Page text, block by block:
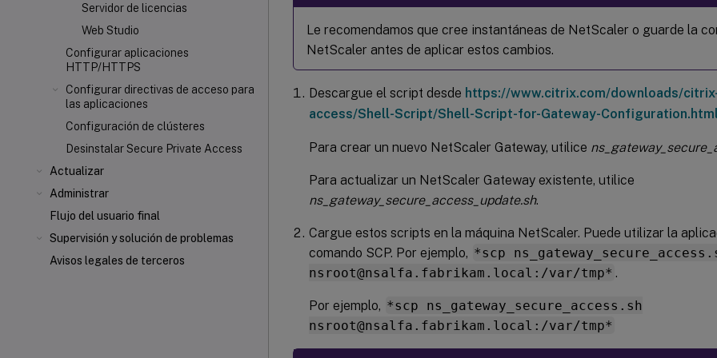
Servidor de licencias
Web Studio
Configurar aplicaciones
HTTP/HTTPS
Configurar directivas de acceso para
las aplicaciones
Configuración de clústeres
Desinstalar Secure Private Access
Actualizar
Administrar
Flujo del usuario final
Supervisión y solución de problemas
Avisos legales de terceros
Le recomendamos que cree instantáneas de NetScaler o guarde la
NetScaler antes de aplicar estos cambios.
Descargue el script desde https://www.citrix.com/downloads/
access/Shell-Script/Shell-Script-for-Gateway-
Para crear un nuevo NetScaler Gateway, utilice
Para actualizar un NetScaler Gateway existente, utilice
ns_gateway_secure_access_update.sh.
Cargue estos scripts en la máquina NetScaler. Puede utilizar la
comando SCP. Por ejemplo, *scp
nsroot@nsalfa.fabrikam.local:/var/tmp* .
Por ejemplo, *scp ns_gateway_secure_access.sh
nsroot@nsalfa.fabrikam.local:/var/tmp*